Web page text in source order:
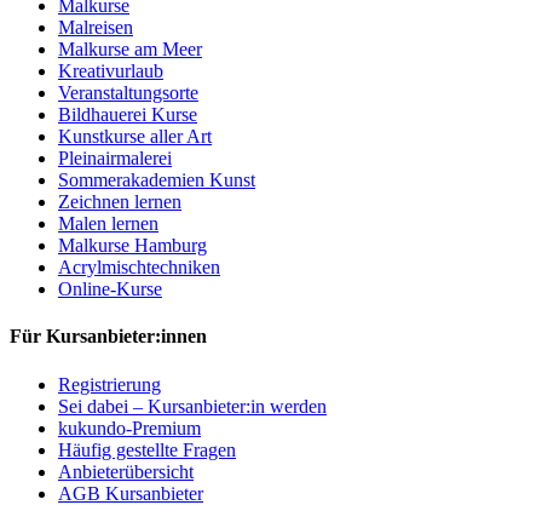
Malkurse
Malreisen
Malkurse am Meer
Kreativurlaub
Veranstaltungsorte
Bildhauerei Kurse
Kunstkurse aller Art
Pleinairmalerei
Sommerakademien Kunst
Zeichnen lernen
Malen lernen
Malkurse Hamburg
Acrylmischtechniken
Online-Kurse
Für Kursanbieter:innen
Registrierung
Sei dabei – Kursanbieter:in werden
kukundo-Premium
Häufig gestellte Fragen
Anbieterübersicht
AGB Kursanbieter